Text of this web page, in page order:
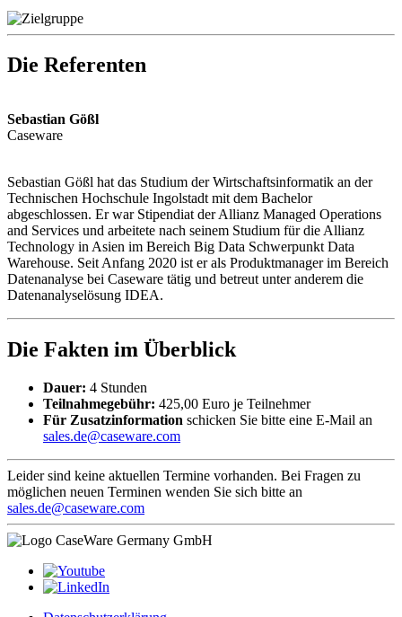
Die Referenten
Sebastian Gößl
Caseware
Sebastian Gößl hat das Studium der Wirtschaftsinformatik an der
Technischen Hochschule Ingolstadt mit dem Bachelor
abgeschlossen. Er war Stipendiat der Allianz Managed Operations
and Services und arbeitete nach seinem Studium für die Allianz
Technology in Asien im Bereich Big Data Schwerpunkt Data
Warehouse. Seit Anfang 2020 ist er als Produktmanager im Bereich
Datenanalyse bei Caseware tätig und betreut unter anderem die
Datenanalyselösung IDEA.
Die Fakten im Überblick
Dauer: 4 Stunden
Teilnahmegebühr: 425,00 Euro je Teilnehmer
Für Zusatzinformation schicken Sie bitte eine E-Mail an
sales.de@caseware.com
Leider sind keine aktuellen Termine vorhanden. Bei Fragen zu
möglichen neuen Terminen wenden Sie sich bitte an
sales.de@caseware.com